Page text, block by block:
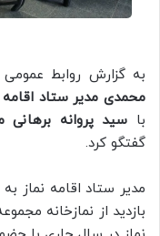
به گزارش روابط عمومی
محمدی مدیر ستاد اقامه
با سید پروانه برهانی
گفتگو کرد.
مدیر ستاد اقامه نماز
بازدید از نمازخانه